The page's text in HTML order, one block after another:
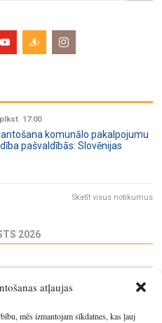
atļaujas
mēs izmantojam sīkdatnes, kas ļauj
17:00
komunālo pakalpojumu
pašvaldībās: Slovēnijas
Skatīt visus notikumus
2026
31 1